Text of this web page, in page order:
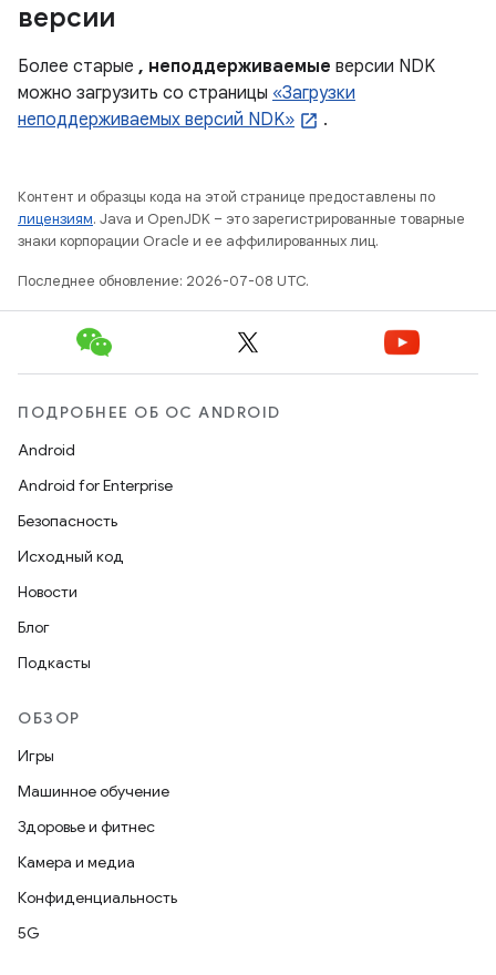
версии
Более старые , неподдерживаемые версии NDK
можно загрузить со страницы «Загрузки
неподдерживаемых версий NDK»
.
Контент и образцы кода на этой странице предоставлены по
лицензиям. Java и OpenJDK – это зарегистрированные товарные
знаки корпорации Oracle и ее аффилированных лиц.
Последнее обновление: 2026-07-08 UTC.
ПОДРОБНЕЕ ОБ ОС ANDROID
Android
Android for Enterprise
Безопасность
Исходный код
Новости
Блог
Подкасты
ОБЗОР
Игры
Машинное обучение
Здоровье и фитнес
Камера и медиа
Конфиденциальность
5G